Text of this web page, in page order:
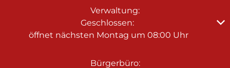
Verwaltung:
Klicken, um weitere Öffnungs- oder Schließzeiten
Geschlossen:
öffnet nächsten Montag um 08:00 Uhr
Bürgerbüro: